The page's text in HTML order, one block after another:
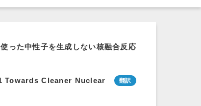
った中性子を生成しない核融合反応
Cleaner Nuclear